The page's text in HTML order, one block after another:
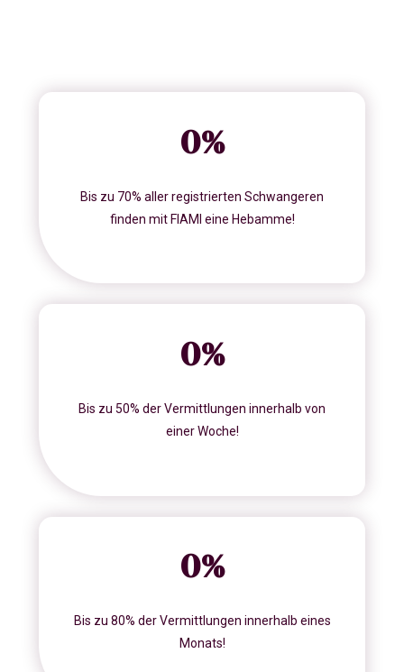
0%
Bis zu 70% aller registrierten Schwangeren
finden mit FIAMI eine Hebamme!
0%
Bis zu 50% der Vermittlungen innerhalb von
einer Woche!
0%
Bis zu 80% der Vermittlungen innerhalb eines
Monats!